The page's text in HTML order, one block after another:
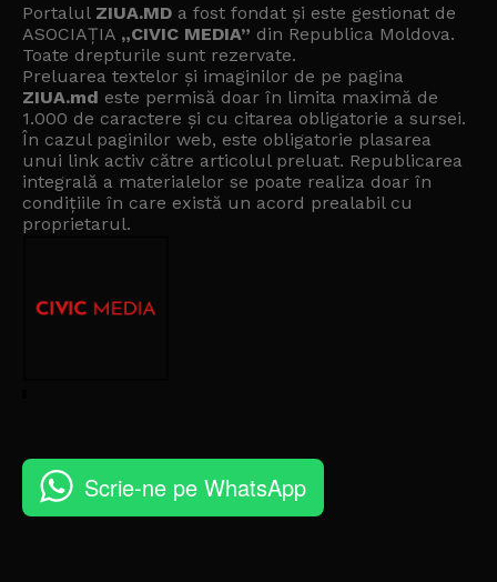
Portalul ZIUA.MD a fost fondat și este gestionat de
ASOCIAȚIA „CIVIC MEDIA” din Republica Moldova.
Toate drepturile sunt rezervate.
Preluarea textelor și imaginilor de pe pagina
ZIUA.md este permisă doar în limita maximă de
1.000 de caractere și cu citarea obligatorie a sursei.
În cazul paginilor web, este obligatorie plasarea
unui link activ către articolul preluat. Republicarea
integrală a materialelor se poate realiza doar în
condițiile în care există un acord prealabil cu
proprietarul.
Scrie-ne pe WhatsApp